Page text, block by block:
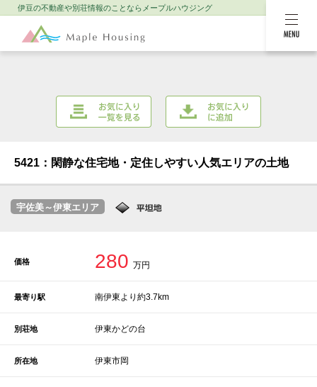
伊豆の不動産や別荘情報のことなら メープルハウジング
5421：閑静な住宅地・定住しやすい人気エリアの土地
宇佐美～伊東エリア
価格 280 万円
最寄り駅 南伊東より約3.7km
別荘地 伊東かどの台
所在地 伊東市岡